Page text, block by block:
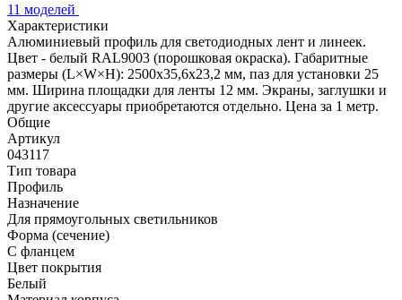
11 моделей
Характеристики
Алюминиевый профиль для светодиодных лент и линеек.
Цвет - белый RAL9003 (порошковая окраска). Габаритные
размеры (L×W×H): 2500x35,6x23,2 мм, паз для установки 25
мм. Ширина площадки для ленты 12 мм. Экраны, заглушки и
другие аксессуары приобретаются отдельно. Цена за 1 метр.
Общие
Артикул
043117
Тип товара
Профиль
Назначение
Для прямоугольных светильников
Форма (сечение)
С фланцем
Цвет покрытия
Белый